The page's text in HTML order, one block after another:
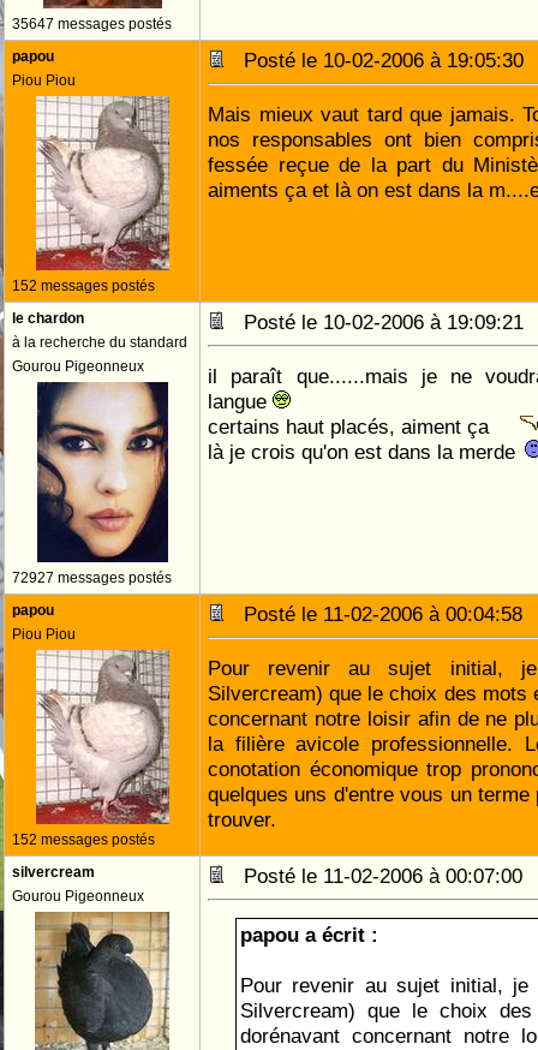
35647 messages postés
papou
Piou Piou
152 messages postés
Posté le 10-02-2006 à
Mais mieux vaut tard que jamais.
nos responsables ont bien
fessée reçue de la part du
aiments ça et là on est dans la
le chardon
à la recherche du standard
Gourou Pigeonneux
72927 messages postés
Posté le 10-02-2006 à
il paraît que......mais je ne
langue
certains haut placés, aiment ça
là je crois qu'on est dans la merde
papou
Piou Piou
152 messages postés
Posté le 11-02-2006 à
Pour revenir au sujet initial,
Silvercream) que le choix des mots
concernant notre loisir afin de ne
la filière avicole professionnelle.
conotation économique trop
quelques uns d'entre vous un
trouver.
silvercream
Gourou Pigeonneux
Posté le 11-02-2006 à
papou a écrit :
Pour revenir au sujet initial, je
Silvercream) que le choix
dorénavant concernant notre